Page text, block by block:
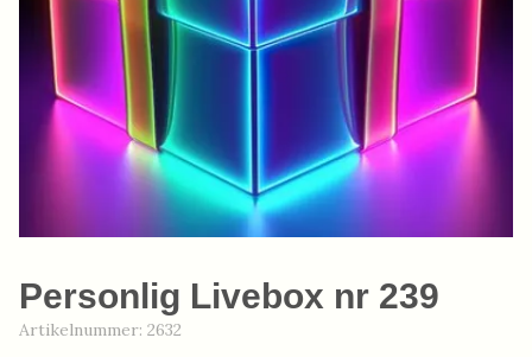
Personlig Livebox nr 239
Artikelnummer: 2632